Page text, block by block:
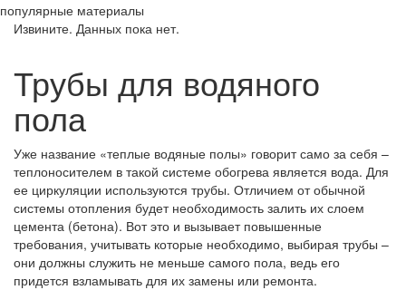
популярные материалы
Извините. Данных пока нет.
Трубы для водяного
пола
Уже название «теплые водяные полы» говорит само за себя –
теплоносителем в такой системе обогрева является вода. Для
ее циркуляции используются трубы. Отличием от обычной
системы отопления будет необходимость залить их слоем
цемента (бетона). Вот это и вызывает повышенные
требования, учитывать которые необходимо, выбирая трубы –
они должны служить не меньше самого пола, ведь его
придется взламывать для их замены или ремонта.